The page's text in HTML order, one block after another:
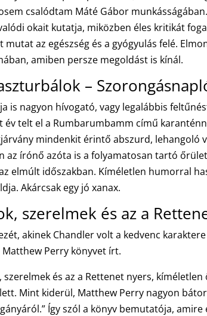
csalódtam Máté Gábor
okait kutatja, miközben éles kritikát
mutat az egészség és a gyógyulás felé.
amiben persze megoldást is kínál.
–
is nagyon hívogató, vagy legalábbis
év telt el a Rumbarumbamm című
mindenkit érintő abszurd, lehangoló
az írónő azóta is a folyamatosan tartó
elmúlt időszakban. Kíméletlen humorral
Akárcsak egy jó xanax.
szerelmek és az a
akinek Chandler volt a kedvenc
Perry könyvet írt.
szerelmek és az a Rettenet nyers,
Mint kiderül, Matthew Perry nagyon
Így szól a könyv bemutatója,